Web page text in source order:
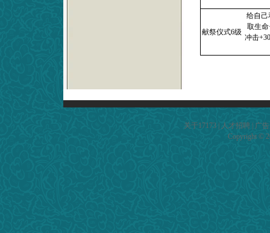
献祭仪式6级
给自己
取生命
冲击
关于17173 人才招聘
广
Copyright ©